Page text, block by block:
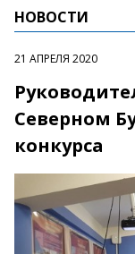
НОВОСТИ
21 АПРЕЛЯ 2020
Северном
конкурса